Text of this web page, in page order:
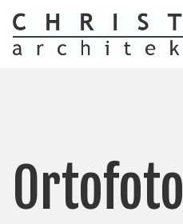
Ortofoto